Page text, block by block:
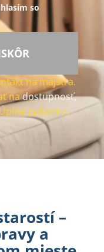
so
na majstra.
nadostupnosť,
zadarmo.
–
a